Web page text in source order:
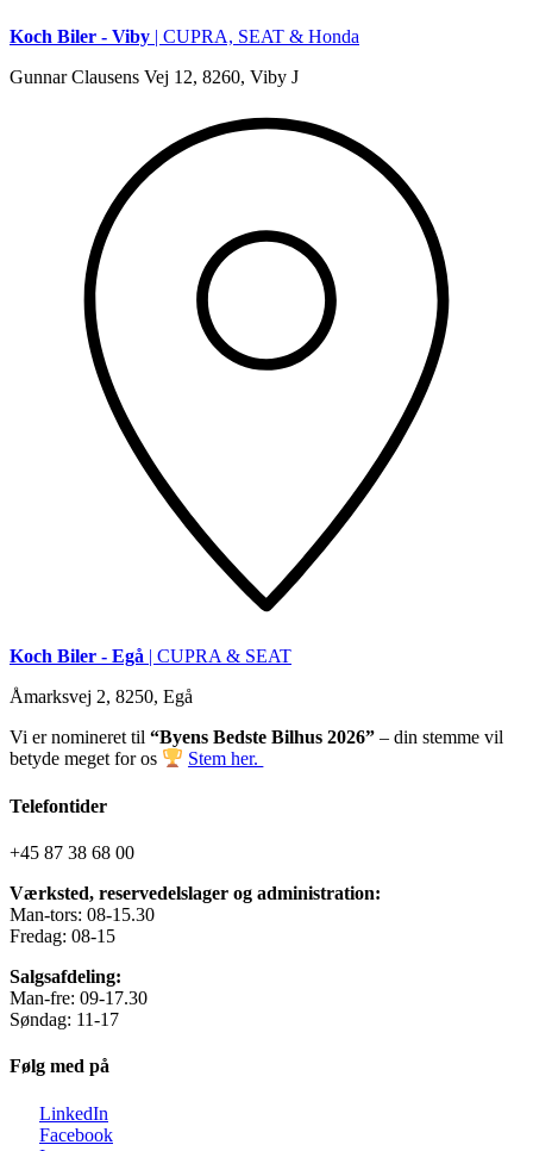
Koch Biler - Viby | CUPRA, SEAT & Honda
Gunnar Clausens Vej 12, 8260, Viby J
Koch Biler - Egå | CUPRA & SEAT
Åmarksvej 2, 8250, Egå
Vi er nomineret til “Byens Bedste Bilhus 2026” – din stemme vil
betyde meget for os
Stem her.
Telefontider
+45 87 38 68 00
Værksted, reservedelslager og administration:
Man-tors: 08-15.30
Fredag: 08-15
Salgsafdeling:
Man-fre: 09-17.30
Søndag: 11-17
Følg med på
LinkedIn
Facebook